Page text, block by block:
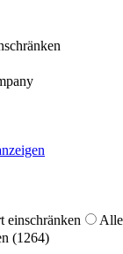
einschränken
(1264)